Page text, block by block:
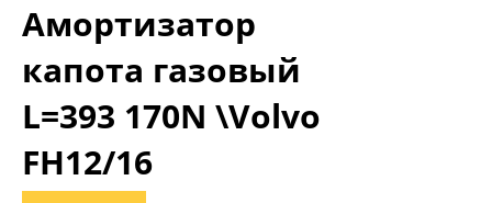
Амортизатор
капота газовый
L=393 170N \Volvo
FH12/16